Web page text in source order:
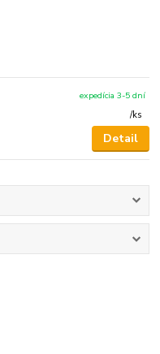
/ks
expedícia 3-5 dní
Detail